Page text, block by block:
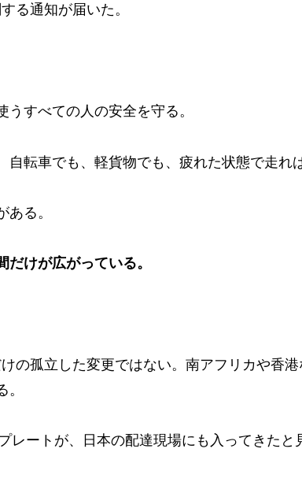
る通知が届いた。
すべての人の安全を守る。
転車でも、軽貨物でも、疲れた状態で走れ
る。
けが広がっている。
の孤立した変更ではない。南アフリカや香
ートが、日本の配達現場にも入ってきたと